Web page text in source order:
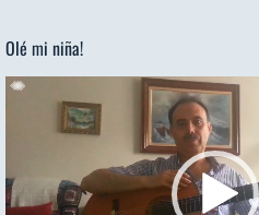
Olé mi niña!
Reproductor